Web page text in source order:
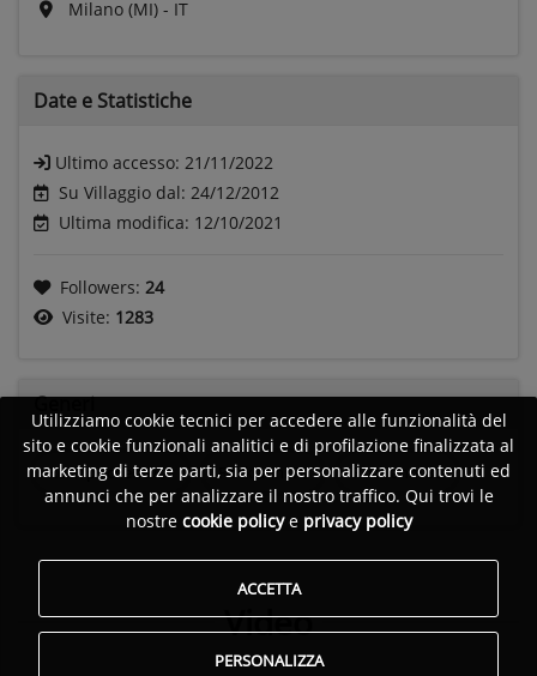
Milano (MI) - IT
Date e Statistiche
Ultimo accesso: 21/11/2022
Su Villaggio dal: 24/12/2012
Ultima modifica: 12/10/2021
Followers: 24
Visite: 1283
Generi
Rock psichedelico Rock anni 70 Rock anni 80
Video
Utilizziamo cookie tecnici per accedere alle funzionalità del
sito e cookie funzionali analitici e di profilazione finalizzata al
marketing di terze parti, sia per personalizzare contenuti ed
annunci che per analizzare il nostro traffico. Qui trovi le
nostre cookie policye privacy policy
ACCETTA
PERSONALIZZA